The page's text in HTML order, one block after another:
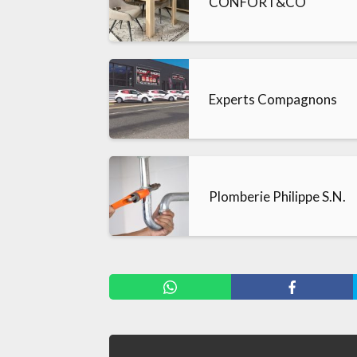
Experts Compagnons
Plomberie Philippe S.N.